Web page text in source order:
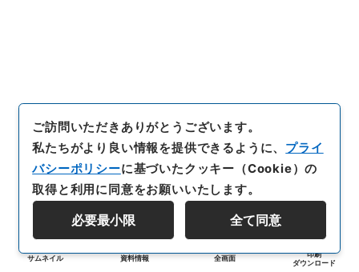
サムネイル 資料情報 全画面
印刷
ダウンロード
ご訪問いただきありがとうございます。
私たちがより良い情報を提供できるように、 プライ
バシーポリシーに基づいたクッキー（Cookie）の
取得と利用に同意をお願いいたします。
必要最小限 全て同意